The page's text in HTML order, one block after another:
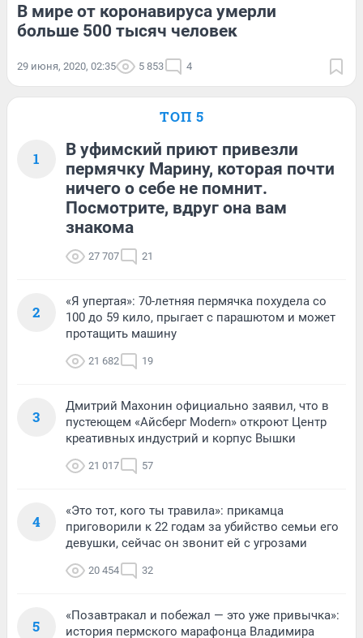
В мире от коронавируса умерли
больше 500 тысяч человек
29 июня, 2020, 02:35 5 853 4
ТОП 5
1
В уфимский приют привезли
пермячку Марину, которая почти
ничего о себе не помнит.
Посмотрите, вдруг она вам
знакома
27 707 21
2
«Я упертая»: 70-летняя пермячка похудела со
100 до 59 кило, прыгает с парашютом и может
протащить машину
21 682 19
3
Дмитрий Махонин официально заявил, что в
пустеющем «Айсберг Modern» откроют Центр
креативных индустрий и корпус Вышки
21 017 57
4
«Это тот, кого ты травила»: прикамца
приговорили к 22 годам за убийство семьи его
девушки, сейчас он звонит ей с угрозами
20 454 32
5
«Позавтракал и побежал — это уже привычка»:
история пермского марафонца Владимира